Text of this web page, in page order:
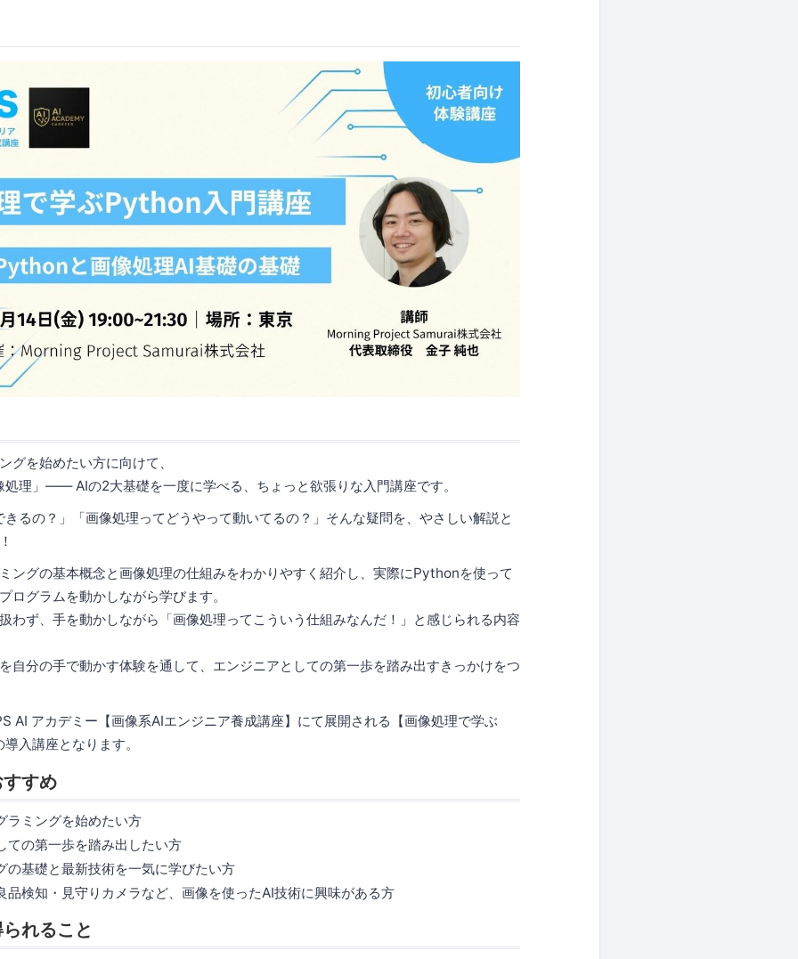
グを始めたい方に向けて、
理」―― AIの2大基礎を一度に学べる、ちょっと欲張りな入門講座です。
るの？」「画像処理ってどうやって動いてるの？」そんな疑問を、やさしい解説と
ングの基本概念と画像処理の仕組みをわかりやすく紹介し、実際にPythonを使って
ログラムを動かしながら学びます。
わず、手を動かしながら「画像処理ってこういう仕組みなんだ！」と感じられる内容
自分の手で動かす体験を通して、エンジニアとしての第一歩を踏み出すきっかけをつ
AI アカデミー【画像系AIエンジニア養成講座】にて展開される【画像処理で学ぶ
入講座となります。
すめ
ラミングを始めたい方
ての第一歩を踏み出したい方
の基礎と最新技術を一気に学びたい方
品検知・見守りカメラなど、画像を使ったAI技術に興味がある方
れること